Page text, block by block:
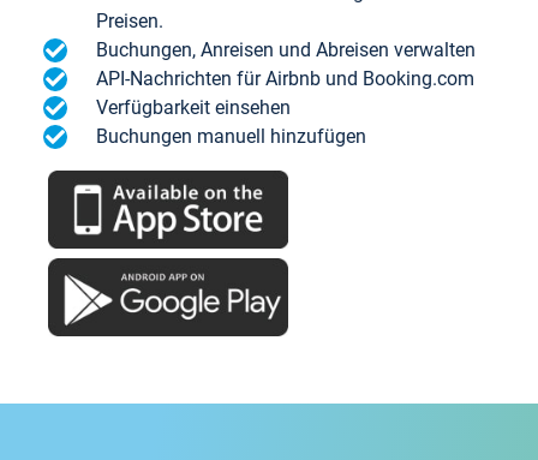
Preisen.
Buchungen, Anreisen und Abreisen verwalten
API-Nachrichten für Airbnb und Booking.com
Verfügbarkeit einsehen
Buchungen manuell hinzufügen